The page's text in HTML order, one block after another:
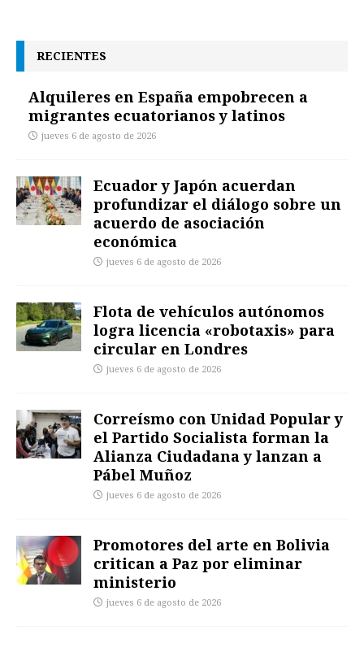
RECIENTES
Alquileres en España empobrecen a
migrantes ecuatorianos y latinos
jueves 6 de agosto de 2026
Ecuador y Japón acuerdan
profundizar el diálogo sobre un
acuerdo de asociación
económica
jueves 6 de agosto de 2026
Flota de vehículos autónomos
logra licencia «robotaxis» para
circular en Londres
jueves 6 de agosto de 2026
Correísmo con Unidad Popular y
el Partido Socialista forman la
Alianza Ciudadana y lanzan a
Pábel Muñoz
jueves 6 de agosto de 2026
Promotores del arte en Bolivia
critican a Paz por eliminar
ministerio
jueves 6 de agosto de 2026